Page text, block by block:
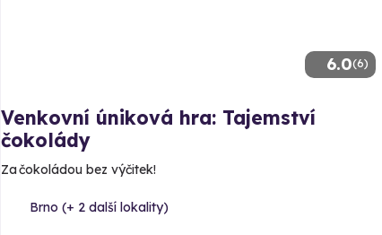
6.0(6)
Venkovní úniková hra: Tajemství
čokolády
Za čokoládou bez výčitek!
Brno (+ 2 další lokality)